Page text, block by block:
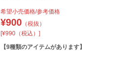
希望小売価格/参考価格
¥900（税抜）
[¥990（税込）]
【9種類のアイテムがあります】